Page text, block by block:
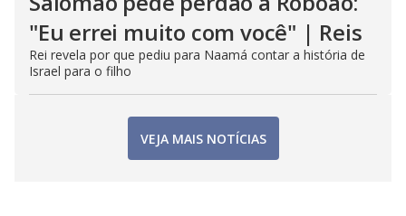
"Eu errei muito com você" | Reis
Rei revela por que pediu para Naamá contar a história de
Israel para o filho
VEJA MAIS NOTÍCIAS